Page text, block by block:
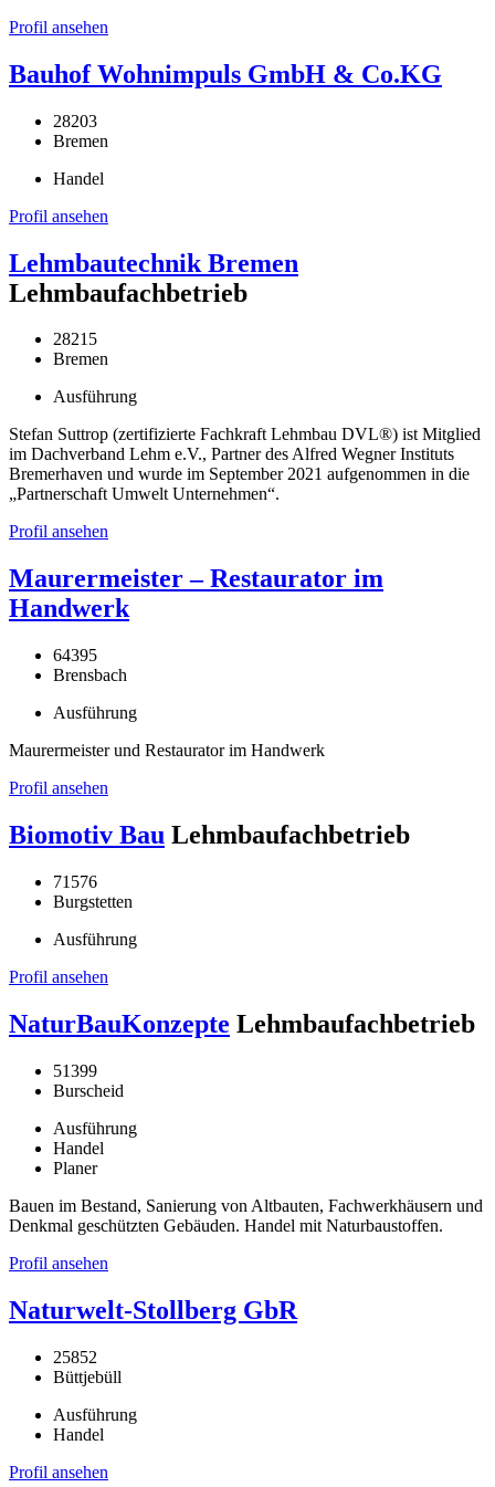
Profil ansehen
Bauhof Wohnimpuls GmbH & Co.KG
28203
Bremen
Handel
Profil ansehen
Lehmbautechnik Bremen
Lehmbaufachbetrieb
28215
Bremen
Ausführung
Stefan Suttrop (zertifizierte Fachkraft Lehmbau DVL®) ist Mitglied
im Dachverband Lehm e.V., Partner des Alfred Wegner Instituts
Bremerhaven und wurde im September 2021 aufgenommen in die
„Partnerschaft Umwelt Unternehmen“.
Profil ansehen
Maurermeister – Restaurator im
Handwerk
64395
Brensbach
Ausführung
Maurermeister und Restaurator im Handwerk
Profil ansehen
Biomotiv Bau Lehmbaufachbetrieb
71576
Burgstetten
Ausführung
Profil ansehen
NaturBauKonzepte Lehmbaufachbetrieb
51399
Burscheid
Ausführung
Handel
Planer
Bauen im Bestand, Sanierung von Altbauten, Fachwerkhäusern und
Denkmal geschützten Gebäuden. Handel mit Naturbaustoffen.
Profil ansehen
Naturwelt-Stollberg GbR
25852
Büttjebüll
Ausführung
Handel
Profil ansehen